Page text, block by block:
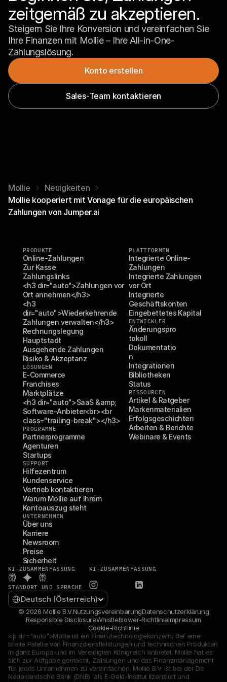
zeitgemäß zu akzeptieren.
Steigern Sie Ihre Konversion und vereinfachen Sie
Ihre Finanzen mit Mollie – Ihre All-in-One-
Zahlungslösung.
Konto erstellen
Sales-Team kontaktieren
Mollie
Neuigkeiten
Mollie kooperiert mit Vonage für die europäischen
Zahlungen von Jumper.ai
PRODUKTE
Online-Zahlungen
Zur Kasse
Zahlungslinks
<h3 dir="auto">Zahlungen vor
Ort annehmen</h3>
<h3
dir="auto">Wiederkehrende
Zahlungen verwalten</h3>
Rechnungslegung
Hauptstadt
Ausgehende Zahlungen
Risiko & Akzeptanz
LÖSUNGEN
E-Commerce
Franchises
Marktplätze
<h3 dir="auto">SaaS &amp;
Software-Anbieter<br><br
class="trailing-break"></h3>
PROGRAMME
Partnerprogramme
Agenturen
Startups
SUPPORT
Hilfezentrum
Kundenservice
Vertrieb kontaktieren
Warum Mollie auf Ihrem
Kontoauszug steht
UNTERNEHMEN
Über uns
Karriere
Newsroom
Preise
Sicherheit
PLATTFORMEN
Integrierte Online-
Zahlungen
Integrierte Zahlungen
vor Ort
Integrierte
Geschäftskonten
Eingebettetes Kapital
ENTWICKLER
Änderungspro
tokoll
Dokumentatio
n
Integrationen
Bibliotheken
Status
RESSOURCEN
Artikel & Ratgeber
Markenmaterialien
Erfolgsgeschichten
Arbeiten & Berichte
Webinare & Events
KI-ZUSAMMENFASSUNG KI-ZUSAMMENFASSUNG
STANDORT UND SPRACHE
Select Language
Deutsch (Österreich)
© 2026 Mollie B.V.NutzungsvereinbarungDatenschutzerklärung
Responsible DisclosureWhistleblower-RichtlinieImpressum
Cookie-Richtlinie
<p dir="auto">Mollie ist ein Finanztechnologiekonzern, der eine
breite Palette von Finanzdienstleistungen und technischen Produkten
in ganz Europa und im Vereinigten Königreich anbietet. Mollie hat es
sich zur Aufgabe gemacht, Zahlungen und das Finanzmanagement
für jedes Unternehmen zu vereinfachen. Mollie B.V. ist bei der De
Nederlandsche Bank (DNB)  als E-Geld-Institut lizenziert und